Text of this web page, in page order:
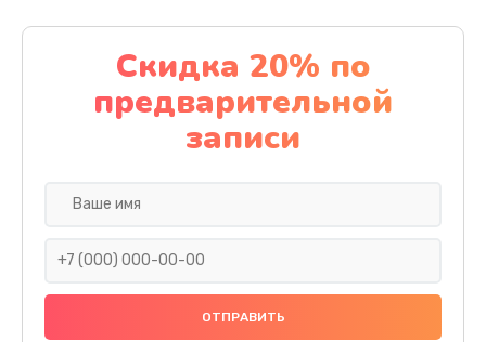
Замена материнской платы
1100 руб.
Заказать
Замена праймера
1000 руб.
Скидка 20% по
предварительной
записи